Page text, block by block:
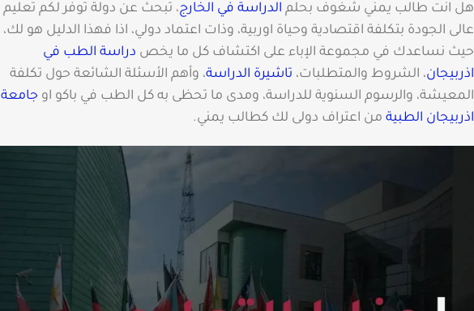
هل انت طالب يمني شغوف بحلم الدراسة في الخارج، تبحث عن دولة توفر لكم تعليم
عالى الجودة بتكلفة اقتصادية وحياة اوربية، وذات اعتماد دولي، اذا فهذا الدليل هو لك،
حيث نساعدك في مجموعة الإباء على اكتشاف كل ما يخص دراسة الطب في
اذربيجان، الشروط والمتطلبات، تاشيرة الدراسة، وأهم الأسئلة الشائعة حول تكلفة
المعيشة، والرسوم السنوية للدراسة، ومدى ما تحظى به كل الطب في باكو او جامعة
اذربيجان الطبيةمن اعتراف دولى لك كطالب يمني.